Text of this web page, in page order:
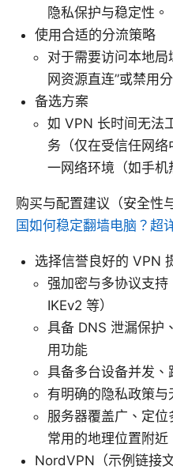
隐私保护与稳定性。
使用合适的分流策略
对于需要访问本地局
网资源直连”或禁用
备选方案
如 VPN 长时间无法
务（仅在受信任网
一网络环境（如手机
购买与配置建议（安全性
国如何稳定翻墙电脑？超
选择信誉良好的 VPN
强加密与多协议支持
IKEv2 等）
具备 DNS 泄漏保护
用功能
具备多台设备并发、
有明确的隐私政策与
服务器覆盖广、定
常用的地理位置附近
NordVPN（示例链接